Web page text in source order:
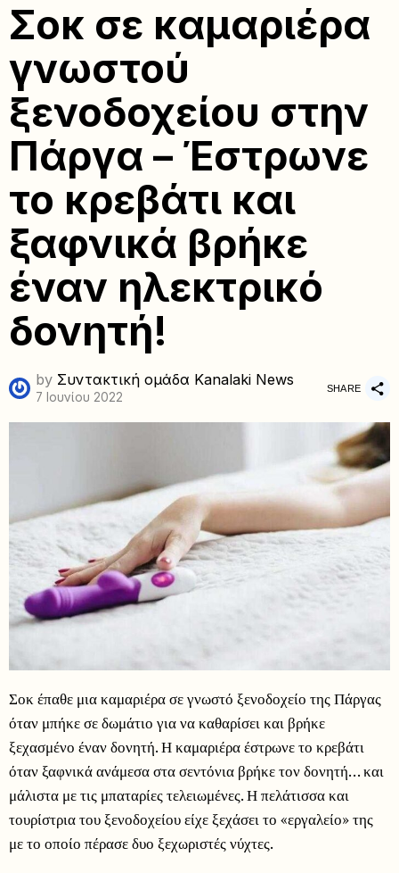
Σοκ σε καμαριέρα
γνωστού
ξενοδοχείου στην
Πάργα – Έστρωνε
το κρεβάτι και
ξαφνικά βρήκε
έναν ηλεκτρικό
δονητή!
by Συντακτική ομάδα Kanalaki News
7 Ιουνίου 2022
SHARE
Σοκ έπαθε μια καμαριέρα σε γνωστό ξενοδοχείο της Πάργας
όταν μπήκε σε δωμάτιο για να καθαρίσει και βρήκε
ξεχασμένο έναν δονητή. Η καμαριέρα έστρωνε το κρεβάτι
όταν ξαφνικά ανάμεσα στα σεντόνια βρήκε τον δονητή… και
μάλιστα με τις μπαταρίες τελειωμένες. Η πελάτισσα και
τουρίστρια του ξενοδοχείου είχε ξεχάσει το «εργαλείο» της
με το οποίο πέρασε δυο ξεχωριστές νύχτες.